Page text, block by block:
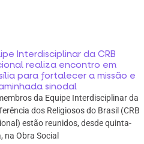
Interdisciplinar da CRB
realiza encontro em
para fortalecer a missão e
sinodal
da Equipe Interdisciplinar da
dos Religiosos do Brasil (CRB
estão reunidos, desde quinta-
na Obra Social